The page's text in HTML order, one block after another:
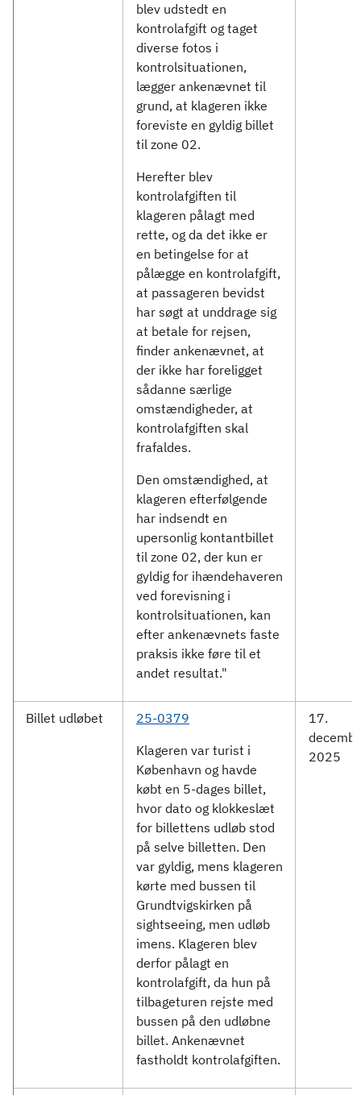
blev udstedt en
kontrolafgift og taget
diverse fotos i
kontrolsituationen,
lægger ankenævnet til
grund, at klageren ikke
foreviste en gyldig billet
til zone 02.
Herefter blev
kontrolafgiften til
klageren pålagt med
rette, og da det ikke er
en betingelse for at
pålægge en kontrolafgift,
at passageren bevidst
har søgt at unddrage sig
at betale for rejsen,
finder ankenævnet, at
der ikke har foreligget
sådanne særlige
omstændigheder, at
kontrolafgiften skal
frafaldes.
Den omstændighed, at
klageren efterfølgende
har indsendt en
upersonlig kontantbillet
til zone 02, der kun er
gyldig for ihændehaveren
ved forevisning i
kontrolsituationen, kan
efter ankenævnets faste
praksis ikke føre til et
andet resultat."
Billet udløbet
25-0379
Klageren var turist i
København og havde
købt en 5-dages billet,
hvor dato og klokkeslæt
for billettens udløb stod
på selve billetten. Den
var gyldig, mens klageren
kørte med bussen til
Grundtvigskirken på
sightseeing, men udløb
imens. Klageren blev
derfor pålagt en
kontrolafgift, da hun på
tilbageturen rejste med
bussen på den udløbne
billet. Ankenævnet
fastholdt kontrolafgiften.
17.
2025